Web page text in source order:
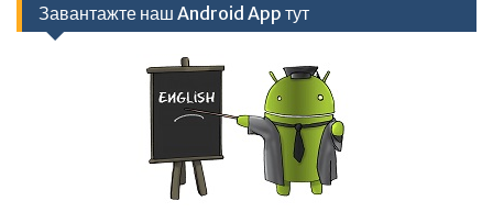
Завантажте наш Android App тут